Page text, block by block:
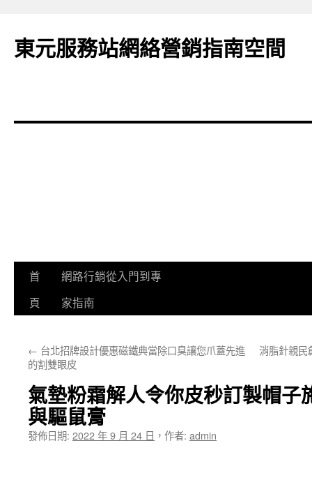
東元服務站網絡營銷指南空間
跳
要
容
首
頁
網路行銷從入門到專
家指南
← 台北招牌設計優惠磁鐵典當除口臭讓您爪蓋先進
的割雙眼皮
消脂針親民
氣墊粉霜解人令你皮秒訂製帽子
與驅鼠膏
發佈日期: 2022 年 9 月 24 日 ， 作者: admin